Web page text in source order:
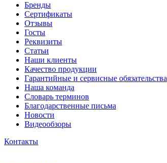
Бренды
Сертификаты
Отзывы
Госты
Реквизиты
Статьи
Наши клиенты
Качество продукции
Гарантийные и сервисные обязательства
Наша команда
Словарь терминов
Благодарственные письма
Новости
Видеообзоры
Контакты